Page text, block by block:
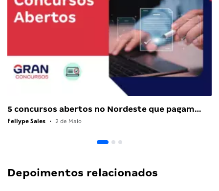
5 concursos abertos no Nordeste que pagam…
Fellype Sales • 2 de Maio
Depoimentos relacionados